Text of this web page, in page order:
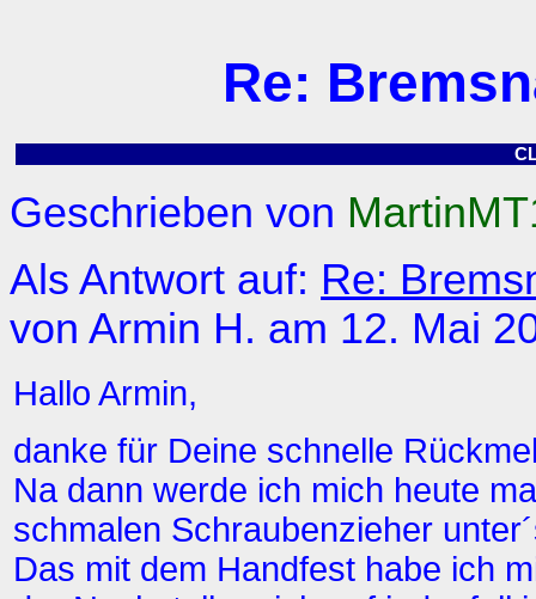
Re:
Geschrieben von
Als Antwort auf: Re:
von Armin H. am 12. Mai
Hallo Armin,
danke für Deine schnelle
Na dann werde ich mich heute
schmalen Schraubenzieher
Das mit dem Handfest habe ich